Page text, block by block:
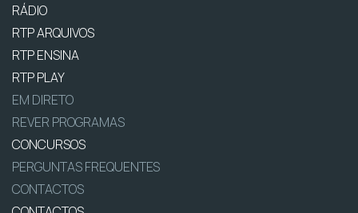
RÁDIO
RTP ARQUIVOS
RTP ENSINA
RTP PLAY
EM DIRETO
REVER PROGRAMAS
CONCURSOS
PERGUNTAS FREQUENTES
CONTACTOS